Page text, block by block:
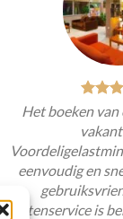
Het boeken
eenvoudig en
klantenservice is